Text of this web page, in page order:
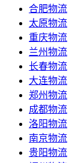
合肥物流
太原物流
重庆物流
兰州物流
长春物流
大连物流
郑州物流
成都物流
洛阳物流
南京物流
贵阳物流